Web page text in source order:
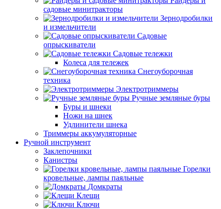
садовые минитракторы
Зернодробилки
и измельчители
Садовые
опрыскиватели
Садовые тележки
Колеса для тележек
Снегоуборочная
техника
Электротриммеры
Ручные земляные буры
Буры и шнеки
Ножи на шнек
Удлинители шнека
Триммеры аккумуляторные
Ручной инструмент
Заклепочники
Канистры
Горелки
кровельные, лампы паяльные
Домкраты
Клещи
Ключи